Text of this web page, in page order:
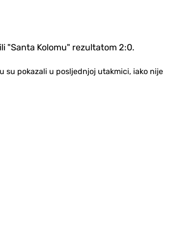
"Santa Kolomu" rezultatom 2:0.
su pokazali u posljednjoj utakmici, iako nije